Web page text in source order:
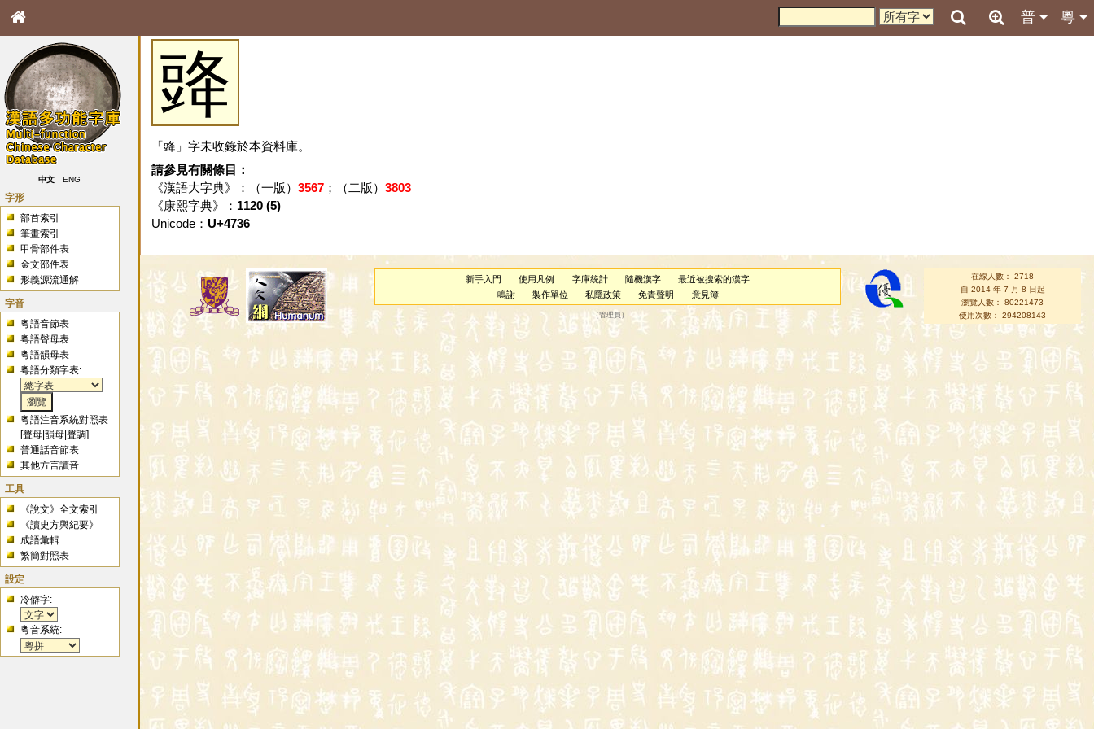
粵
普
中文 ENG
字形
部首索引
筆畫索引
甲骨部件表
金文部件表
形義源流通解
字音
粵語音節表
粵語聲母表
粵語韻母表
粵語分類字表:
粵語注音系統對照表
[聲母 |韻母 |聲調]
普通話音節表
其他方言讀音
工具
《說文》全文索引
《讀史方輿紀要》
成語彙輯
繁簡對照表
設定
冷僻字:
粵音系統:
䜶
「䜶」字未收錄於本資料庫。
請參見有關條目：
《漢語大字典》：（一版） 3567；（二版） 3803
《康熙字典》： 1120 (5)
Unicode： U+4736
新手入門 使用凡例 字庫統計 隨機漢字
最近被搜索的漢字
鳴謝
製作單位 私隱政策 免責聲明 意見簿
（管理員 ）
在線人數： 2718
自 2014 年 7 月 8 日起
瀏覽人數： 80221473
使用次數： 294208143